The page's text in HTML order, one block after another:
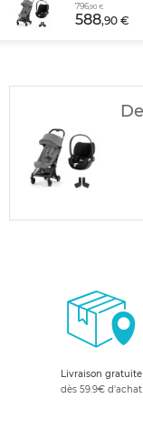
796,90 €
588,90 €
Livraison gratuite
dès 59.9€ d'achat